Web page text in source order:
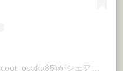
ボーイスカウト大阪第85団(@boyscout_osaka85)がシェアした投稿